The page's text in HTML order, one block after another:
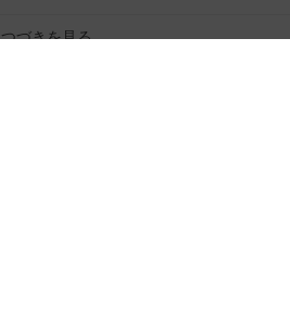
つづきを見る